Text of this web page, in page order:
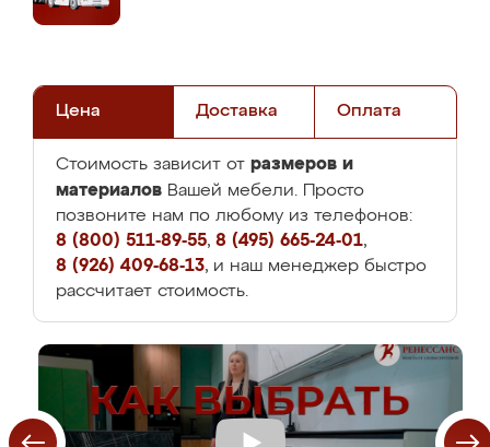
Цена Доставка Оплата
Стоимость зависит от размеров и
материалов Вашей мебели. Просто
позвоните нам по любому из телефонов:
8 (800) 511-89-55, 8 (495) 665-24-01,
8 (926) 409-68-13, и наш менеджер быстро
рассчитает стоимость.